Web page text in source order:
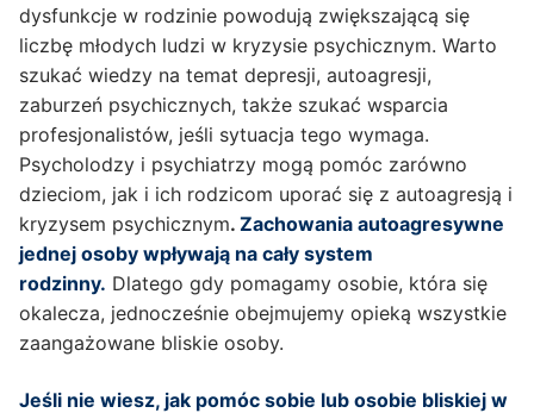
dysfunkcje w rodzinie powodują zwiększającą się
liczbę młodych ludzi w kryzysie psychicznym. Warto
szukać wiedzy na temat depresji, autoagresji,
zaburzeń psychicznych, także szukać wsparcia
profesjonalistów, jeśli sytuacja tego wymaga.
Psycholodzy i psychiatrzy mogą pomóc zarówno
dzieciom, jak i ich rodzicom uporać się z autoagresją i
kryzysem psychicznym. Zachowania autoagresywne
jednej osoby wpływają na cały system
rodzinny. Dlatego gdy pomagamy osobie, która się
okalecza, jednocześnie obejmujemy opieką wszystkie
zaangażowane bliskie osoby.
Jeśli nie wiesz, jak pomóc sobie lub osobie bliskiej w